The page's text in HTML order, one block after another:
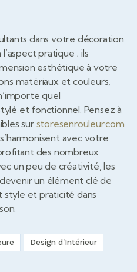
dans votre décoration
pratique ; ils
esthétique à votre
matériaux et couleurs,
quel
et fonctionnel. Pensez à
sur storesenrouleur.com
avec votre
des nombreux
un peu de créativité, les
un élément clé de
style et praticité dans
Design d'Intérieur